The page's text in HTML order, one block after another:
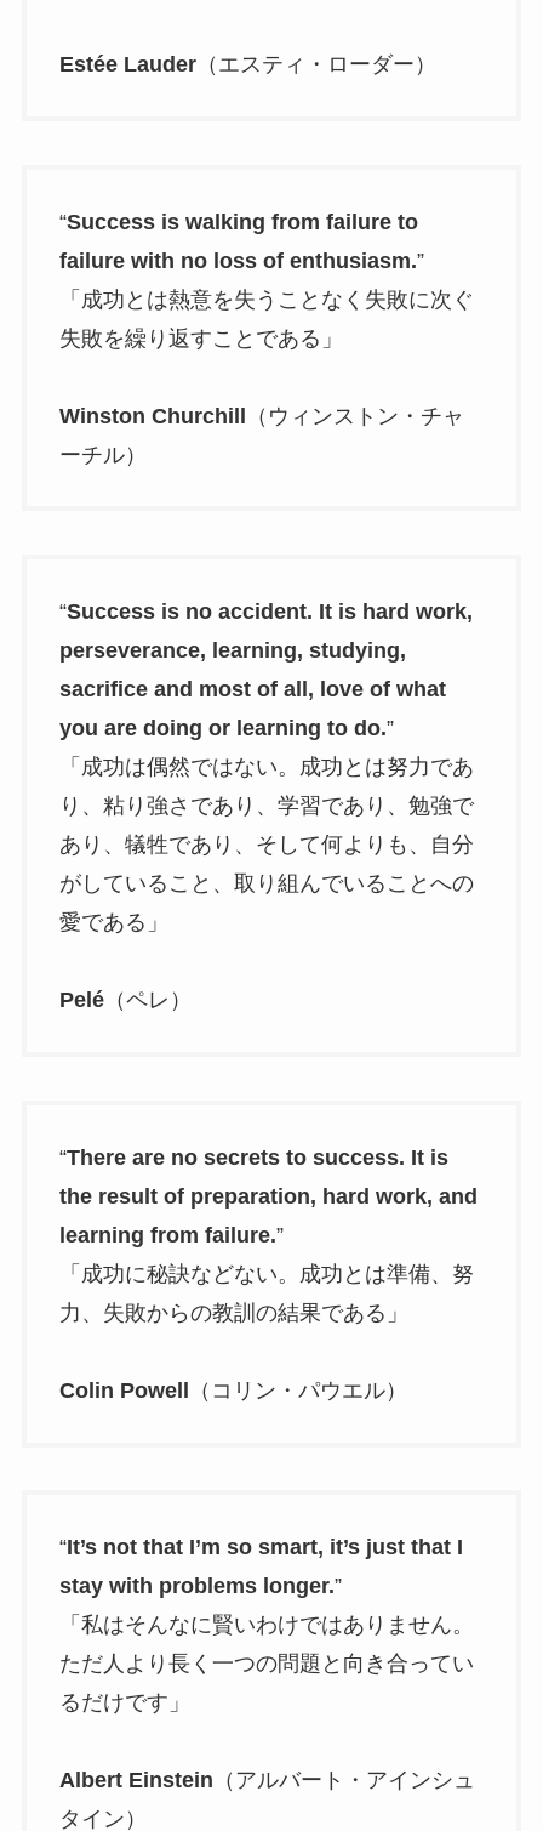
Estée Lauder（エスティ・ローダー）
“Success is walking from failure to
failure with no loss of enthusiasm.”
「成功とは熱意を失うことなく失敗に次ぐ
失敗を繰り返すことである」
Winston Churchill （ウィンストン・チャ
ーチル）
“Success is no accident. It is hard work,
perseverance, learning, studying,
sacrifice and most of all, love of what
you are doing or learning to do.”
「成功は偶然ではない。成功とは努力であ
り、粘り強さであり、学習であり、勉強で
あり、犠牲であり、そして何よりも、自分
がしていること、取り組んでいることへの
愛である」
Pelé（ペレ）
“There are no secrets to success. It is
the result of preparation, hard work, and
learning from failure.”
「成功に秘訣などない。成功とは準備、努
力、失敗からの教訓の結果である」
Colin Powell （コリン・パウエル）
“It’s not that I’m so smart, it’s just that I
stay with problems longer.”
「私はそんなに賢いわけではありません。
ただ人より長く一つの問題と向き合ってい
るだけです」
Albert Einstein （アルバート・アインシュ
タイン）